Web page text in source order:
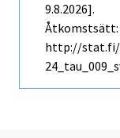
9.8.2026].
Åtkomstsätt:
http://stat.fi/